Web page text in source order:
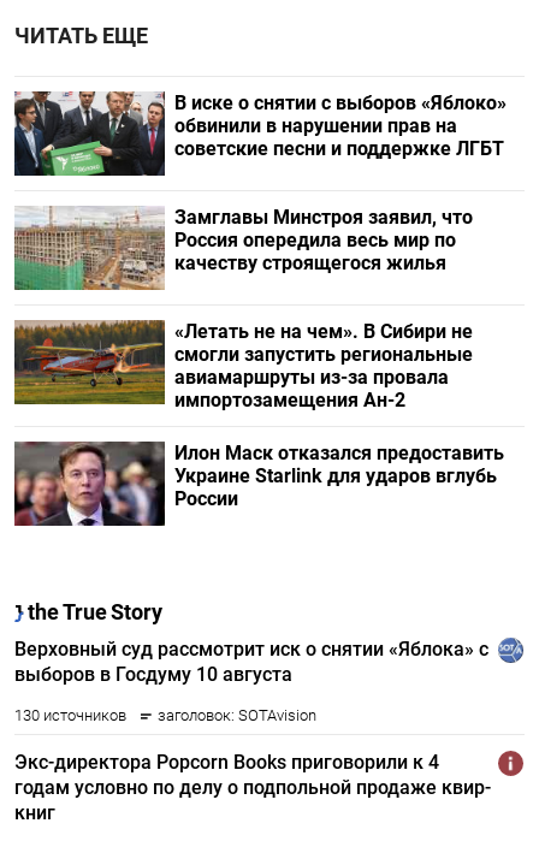
Подписывайтесь на The
Moscow Times в Telegram —
ЧИТАТЬ ЕЩЕ
В иске о снятии с выборов «Яблоко»
обвинили в нарушении прав на
советские песни и поддержке ЛГБТ
Замглавы Минстроя заявил, что
Россия опередила весь мир по
качеству строящегося жилья
«Летать не на чем». В Сибири не
смогли запустить региональные
авиамаршруты из-за провала
импортозамещения Ан-2
Илон Маск отказался предоставить
Украине Starlink для ударов вглубь
России